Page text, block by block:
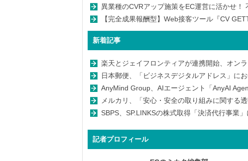
異業種のCVRアップ施策をEC運営に活かせ！
【完全成果報酬型】Web接客ツール『CV
新着記事
楽天とジェイフロンティアが連携開始、オン
日本郵便、「ビジネスデジタルアドレス」に
AnyMind Group、AIエージェント「AnyAI
メルカリ、「安心・安全の取り組みに関する
SBPS、SP.LINKSの株式取得「決済代行事業
記者プロフィール